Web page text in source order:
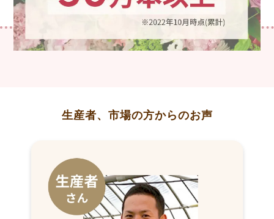
生産者、市場の方からのお声